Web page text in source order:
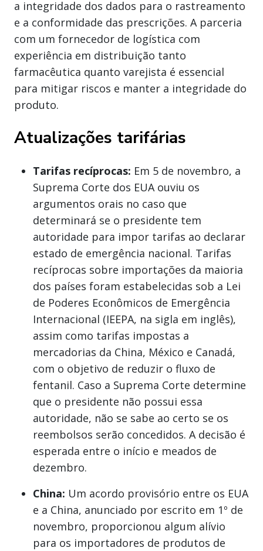
a integridade dos dados para o rastreamento
e a conformidade das prescrições. A parceria
com um fornecedor de logística com
experiência em distribuição tanto
farmacêutica quanto varejista é essencial
para mitigar riscos e manter a integridade do
produto.
Atualizações tarifárias
Tarifas recíprocas: Em 5 de novembro, a
Suprema Corte dos EUA ouviu os
argumentos orais no caso que
determinará se o presidente tem
autoridade para impor tarifas ao declarar
estado de emergência nacional. Tarifas
recíprocas sobre importações da maioria
dos países foram estabelecidas sob a Lei
de Poderes Econômicos de Emergência
Internacional (IEEPA, na sigla em inglês),
assim como tarifas impostas a
mercadorias da China, México e Canadá,
com o objetivo de reduzir o fluxo de
fentanil. Caso a Suprema Corte determine
que o presidente não possui essa
autoridade, não se sabe ao certo se os
reembolsos serão concedidos. A decisão é
esperada entre o início e meados de
dezembro.
China: Um acordo provisório entre os EUA
e a China, anunciado por escrito em 1º de
novembro, proporcionou algum alívio
para os importadores de produtos de